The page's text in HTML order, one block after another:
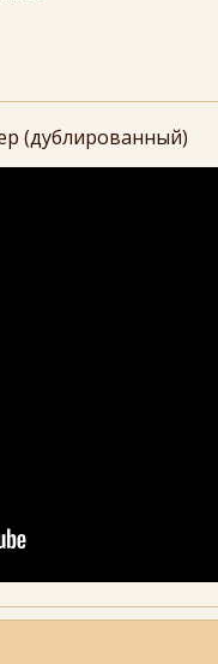
(дублированный)